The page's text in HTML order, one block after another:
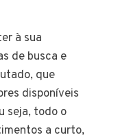
à sua
de busca e
que
disponíveis
seja, todo o
a curto,